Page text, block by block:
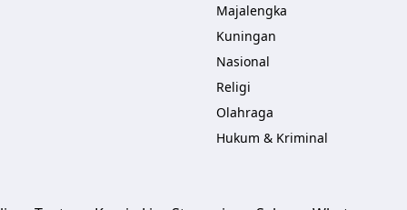
Majalengka
Kuningan
Nasional
Religi
Olahraga
Hukum & Kriminal